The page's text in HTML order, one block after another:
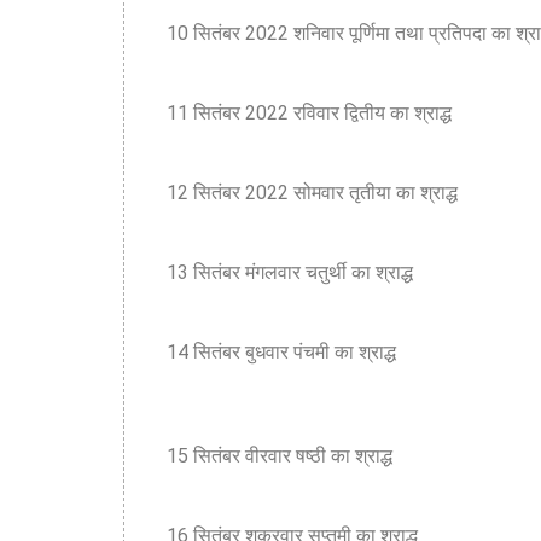
10 सितंबर 2022 शनिवार पूर्णिमा तथा प्रतिपदा का
11 सितंबर 2022 रविवार द्वितीय का श्राद्ध
12 सितंबर 2022 सोमवार तृतीया का श्राद्ध
13 सितंबर मंगलवार चतुर्थी का श्राद्ध
14 सितंबर बुधवार पंचमी का श्राद्ध
15 सितंबर वीरवार षष्ठी का श्राद्ध
16 सितंबर शुक्रवार सप्तमी का श्राद्ध